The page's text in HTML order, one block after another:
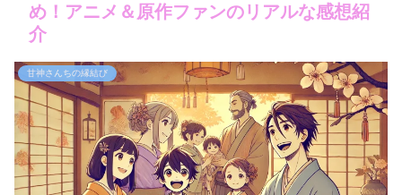
め！アニメ＆原作ファンのリアルな感想紹
介
甘神さんちの縁結び